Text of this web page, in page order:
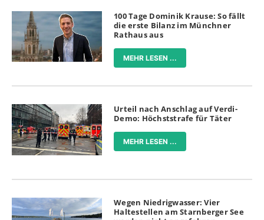
100 Tage Dominik Krause: So fällt
die erste Bilanz im Münchner
Rathaus aus
MEHR LESEN ...
Urteil nach Anschlag auf Verdi-
Demo: Höchststrafe für Täter
MEHR LESEN ...
Wegen Niedrigwasser: Vier
Haltestellen am Starnberger See